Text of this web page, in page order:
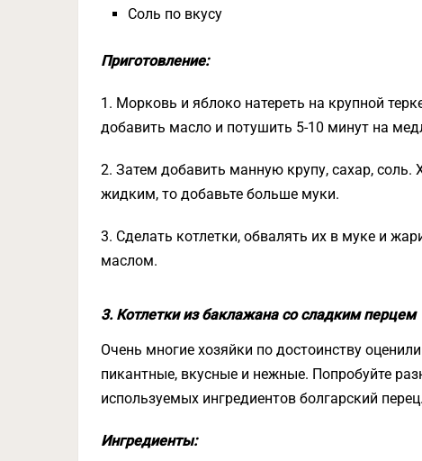
Соль по вкусу
Приготовление:
1. Морковь и яблоко натереть на крупной
добавить масло и потушить 5-10 минут на
2. Затем добавить манную крупу, сахар,
жидким, то добавьте больше муки.
3. Сделать котлетки, обвалять их в муке и
маслом.
3. Котлетки из баклажана со сладким перцем
Очень многие хозяйки по достоинству
пикантные, вкусные и нежные. Попробуйте
используемых ингредиентов болгарский перец.
Ингредиенты: